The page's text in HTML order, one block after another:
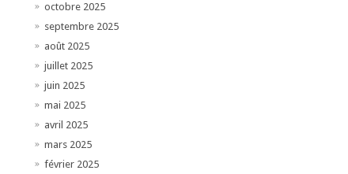
octobre 2025
septembre 2025
août 2025
juillet 2025
juin 2025
mai 2025
avril 2025
mars 2025
février 2025